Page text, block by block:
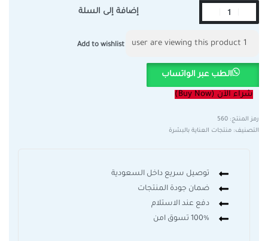
إضافة إلى السلة
1
Add to wishlist
الطب عبر الواتساب
شراء الآن (Buy Now)
560
التصنيف: منتجات العناية بالبشرة
توصيل سريع داخل السعودية
ضمان جودة المنتجات
دفع عند الاستلام
100% تسوق امن